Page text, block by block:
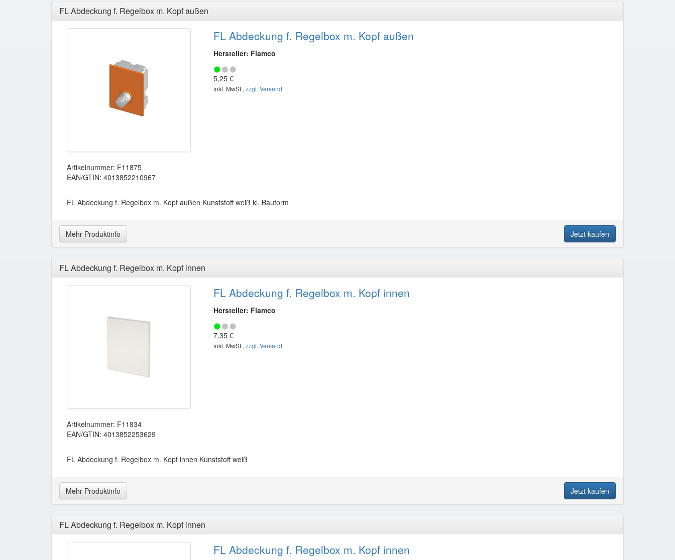
FL Abdeckung f. Regelbox m. Kopf außen
Artikelnummer: F11875
EAN/GTIN: 4013852210967
FL Abdeckung f. Regelbox m. Kopf außen
Hersteller: Flamco
5,25 €
inkl. MwSt , zzgl. Versand
FL Abdeckung f. Regelbox m. Kopf außen Kunststoff weiß kl. Bauform
Mehr Produktinfo Jetzt kaufen
FL Abdeckung f. Regelbox m. Kopf innen
Artikelnummer: F11834
EAN/GTIN: 4013852253629
FL Abdeckung f. Regelbox m. Kopf innen
Hersteller: Flamco
7,35 €
inkl. MwSt , zzgl. Versand
FL Abdeckung f. Regelbox m. Kopf innen Kunststoff weiß
Mehr Produktinfo Jetzt kaufen
FL Abdeckung f. Regelbox m. Kopf innen
FL Abdeckung f. Regelbox m. Kopf innen